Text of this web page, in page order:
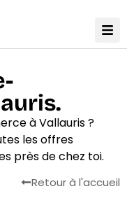
à Vallauris ?
les offres
près de chez toi.
Retour à l'accueil